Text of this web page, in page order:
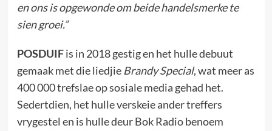
en ons is opgewonde om beide handelsmerke te
sien groei.”
POSDUIFis in 2018 gestig en het hulle debuut
gemaak met die liedjie Brandy Special, wat meer as
400 000 trefslae op sosiale media gehad het.
Sedertdien, het hulle verskeie ander treffers
vrygestel en is hulle deur Bok Radio benoem